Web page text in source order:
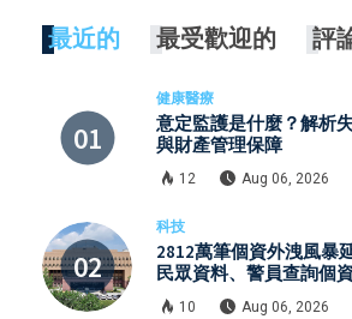
最近的 最受歡迎的 評
健康醫療
意定監護是什麼？解析
與財產管理保障
12 Aug 06, 2026
科技
2812萬筆個資外洩風暴
民眾資料、警員查詢個
密案引發國安與資安關注
10 Aug 06, 2026